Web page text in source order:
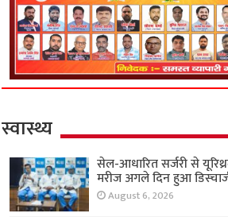
स्वास्थ्य
सेल-आधारित सर्जरी से
मरीज अगले दिन हुआ
August 6, 2026